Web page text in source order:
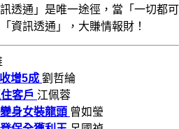
透通」是唯一途徑，當「一切都可
資訊透通」，大賺情報財！
增5成 劉哲綸
客戶 江佩蓉
身女裝龍頭 曾如瑩